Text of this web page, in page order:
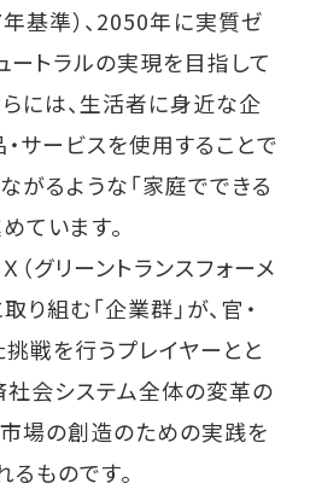
基準）、2050年に実質ゼ
ートラルの実現を目指して
には、生活者に身近な企
サービスを使用することで
がるような「家庭でできる
ています。
（グリーントランスフォーメ
り組む「企業群」が、官・
戦を行うプレイヤーとと
社会システム全体の変革の
場の創造のための実践を
ものです。